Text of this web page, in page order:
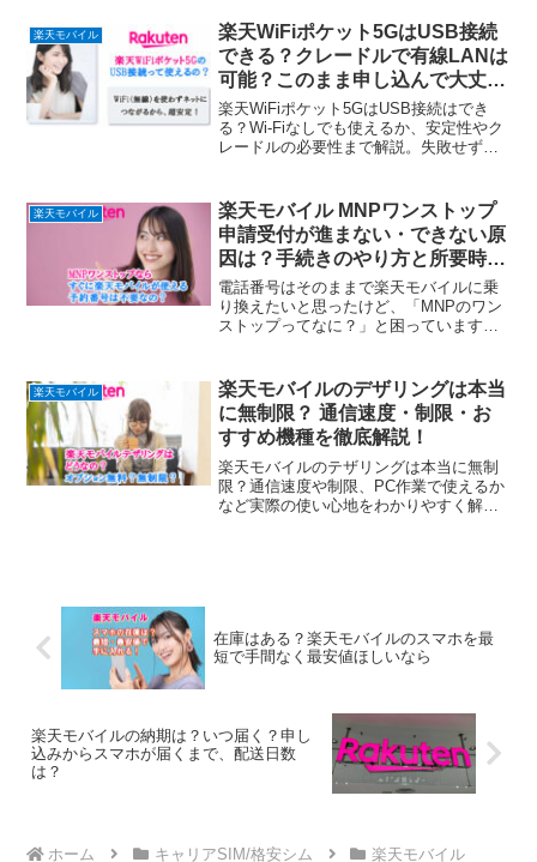
楽天モバイル
楽天WiFiポケット5GはUSB接続
できる？クレードルで有線LANは
可能？このまま申し込んで大丈夫
か解説
楽天WiFiポケット5GはUSB接続はでき
る？Wi-Fiなしでも使えるか、安定性やク
レードルの必要性まで解説。失敗せず使
楽天モバイル
楽天モバイル MNPワンストップ
申請受付が進まない・できない原
因は？手続きのやり方と所要時
間・注意点まとめ
電話番号はそのままで楽天モバイルに乗
り換えたいと思ったけど、「MNPのワン
ストップってなに？」と困っています
予約番号を取らずに、いきなり楽天モバ
イルでMNPしたいです...
楽天モバイル
楽天モバイルのデザリングは本当
に無制限？ 通信速度・制限・お
すすめ機種を徹底解説！
楽天モバイルのテザリングは本当に無制
限？通信速度や制限、PC作業で使えるか
など実際の使い心地をわかりやすく解説
在庫はある？楽天モバイルのスマホを最
短で手間なく最安値ほしいなら
楽天モバイルの納期は？いつ届く？申し
込みからスマホが届くまで、配送日数
は？
ホーム キャリアSIM/格安シム 楽天モバイル